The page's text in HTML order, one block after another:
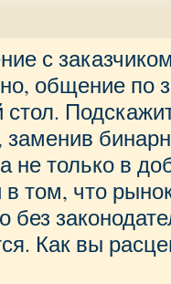
с
общение по
заменив
не только в
в том, что
без
Как вы